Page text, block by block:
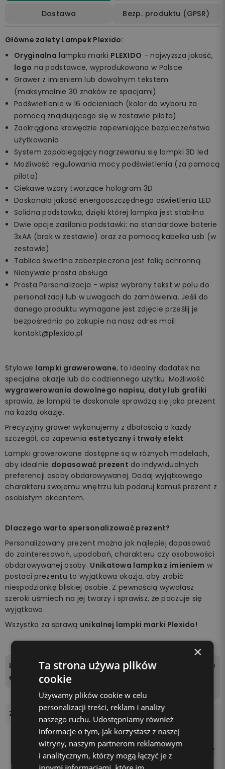
Dostawa Bezp. produktu (GPSR)
Główne zalety Lampek Plexido:
Oryginalna lampka marki PLEXIDO - najwyższa jakość,
logo na podstawce, wyprodukowana w Polsce
Grawer z imieniem lub dowolnym tekstem
(maksymalnie 30 znaków ze spacjami)
Podświetlenie w 16 odcieniach (kolor do wyboru za
pomocą znajdującego się w zestawie pilota)
Zaokrąglone krawędzie zapewniające bezpieczeństwo
użytkowania
System zapobiegający nagrzewaniu się lampki 3D led
Możliwość regulowania mocy podświetlenia (za pomocą
pilota)
Ciekawe wzory tworzące hologram 3D
Doskonała jakość energooszczędnego oświetlenia LED
Solidna podstawka, dzięki której lampka jest stabilna
Dwie opcje zasilania podstawki: na standardowe baterie
3xAA (brak w zestawie) oraz za pomocą kabelka usb (w
zestawie)
Tablica świetlna zabezpieczona jest folią ochronną
Niebywale prosta obsługa
Prosta Personalizacja - wpisz wybrany tekst w polu do
personalizacji lub w uwagach do zamówienia. Jeśli do
danego produktu wymagane jest zdjęcie prześlij je
bezpośrednio po zakupie na nasz adres mail:
kontakt@plexido.pl
Stylowe lampki grawerowane, to idealny dodatek na
specjalne okazje lub do codziennego użytku. Możliwość
wygrawerowania dowolnego napisu, daty lub grafiki
sprawia, że lampki te doskonale sprawdzą się jako prezent
na każdą okazję.
Precyzyjny grawer wykonujemy z dbałością o każdy
szczegół, co zapewnia estetyczny i trwały efekt.
Lampki grawerowane dostępne są w różnych modelach,
aby idealnie dopasować prezent do indywidualnych
preferencji osoby obdarowywanej. Dodaj wyjątkowego
charakteru swojemu wnętrzu lub podaruj komuś prezent z
osobistym akcentem.
Dlaczego warto spersonalizować prezent?
Personalizowany prezent można jak najlepiej dopasować
do zainteresowań, upodobań, charakteru czy osobowości
obdarowywanej osoby. Unikatowa lampka z imieniem w
postaci prezentu to wyjątkowa okazja, aby zrobić
niespodziankę bliskiej osobie. Z pewnością wywołasz
szeroki uśmiech na jej twarzy i sprawisz, że poczuje się
wyjątkowo.
Wszystko za sprawą unikalnej lampki marki Plexido!
Liczba kolorów podświetl
enia
16 kolorów do wyboru za po
Zasilanie
Podstawka zasilana jest be
zprzewodowo 3 bateriami
AA (brak w zestawie) lub p
oprzez podłączenie kabla z
asilającego do kontaktu z
×
Ta strona używa plików
cookie
Używamy plików cookie w celu
personalizacji treści, reklam i analizy
naszego ruchu. Udostępniamy również
informacje o tym, jak korzystasz z naszej
witryny, naszym partnerom reklamowym
i analitycznym, którzy mogą łączyć je z